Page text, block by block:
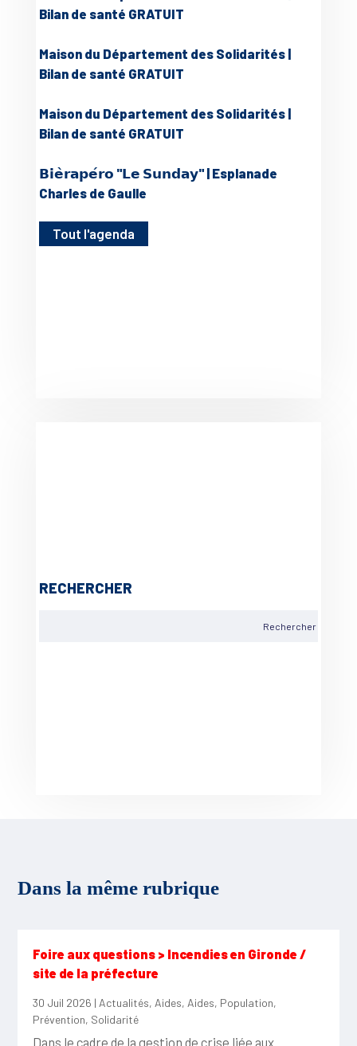
Bilan de santé GRATUIT
Maison du Département des Solidarités |
Bilan de santé GRATUIT
Maison du Département des Solidarités |
Bilan de santé GRATUIT
𝗕𝗶𝗲̀𝗿𝗮𝗽𝗲́𝗿𝗼 "𝗟𝗲 𝗦𝘂𝗻𝗱𝗮𝘆" | Esplanade
Charles de Gaulle
Tout l'agenda
RECHERCHER
Dans la même rubrique
Foire aux questions > Incendies en Gironde /
site de la préfecture
30 Juil 2026 | Actualités, Aides, Aides, Population,
Prévention, Solidarité
Dans le cadre de la gestion de crise liée aux